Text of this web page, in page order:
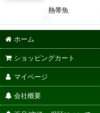
熱帯魚
ホーム
ショッピングカート
マイページ
会社概要